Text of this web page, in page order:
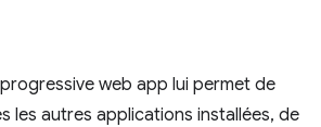
web app lui permet de
les autres applications installées, de